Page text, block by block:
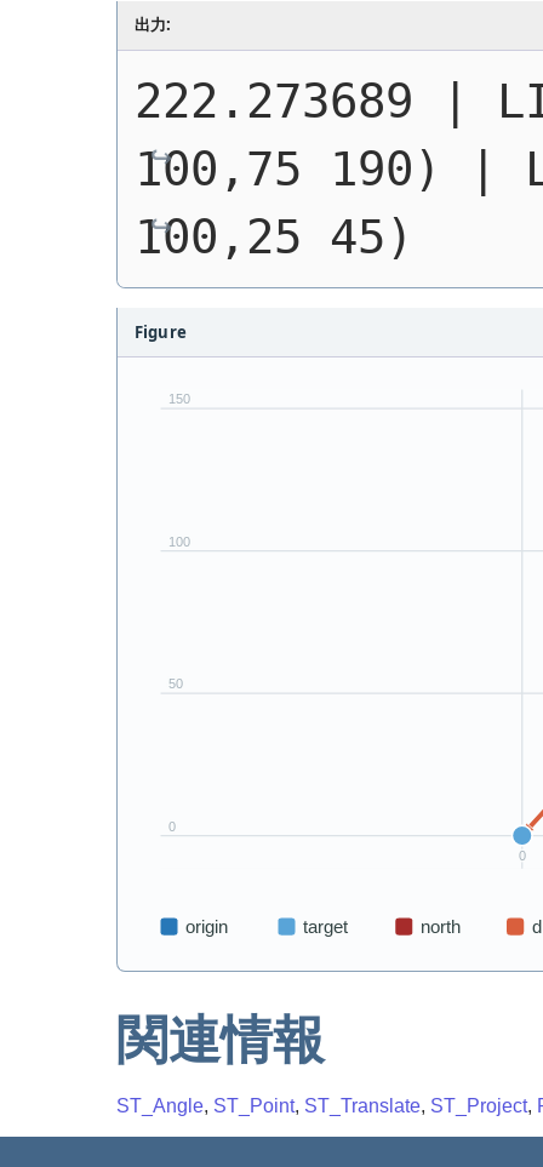
出力:
222.273689 |
100,75 190)
100,25 45)
Figure
関連情報
ST_Angle, ST_Point, ST_Translate, ST_Project,